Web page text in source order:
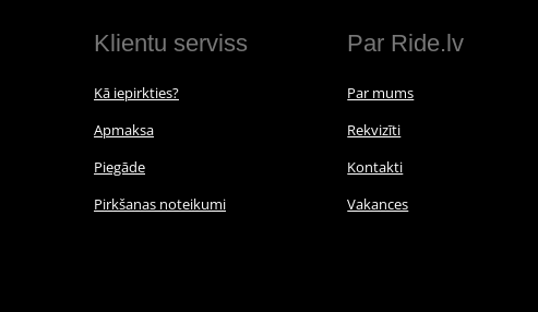
Klientu serviss
Kā iepirkties?
Apmaksa
Piegāde
Pirkšanas noteikumi
Par Ride.lv
Par mums
Rekvizīti
Kontakti
Vakances